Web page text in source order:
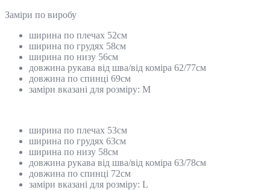
Замiри по виробу
ширина по плечах 52см
ширина по грудях 58см
ширина по низу 56см
довжина рукава від шва/від коміра 62/77см
довжина по спинці 69см
заміри вказані для розміру: M
ширина по плечах 53см
ширина по грудях 63см
ширина по низу 58см
довжина рукава від шва/від коміра 63/78см
довжина по спинці 72см
заміри вказані для розміру: L